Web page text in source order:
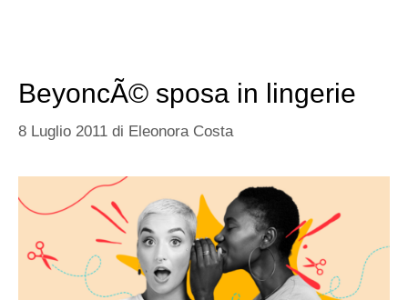
BeyoncÃ© sposa in lingerie
8 Luglio 2011 di Eleonora Costa